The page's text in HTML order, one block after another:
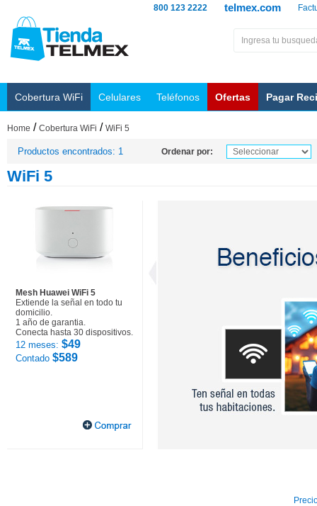
telmex.com
800 123 2222
Cobertura WiFi Celulares Teléfonos Ofertas Pagar
Home / Cobertura WiFi / WiFi 5
Productos encontrados: 1 Ordenar por:
WiFi 5
Mesh Huawei WiFi 5
Extiende la señal en todo tu
domicilio.
1 año de garantia.
Conecta hasta 30 dispositivos.
12 meses: $49
Contado $589